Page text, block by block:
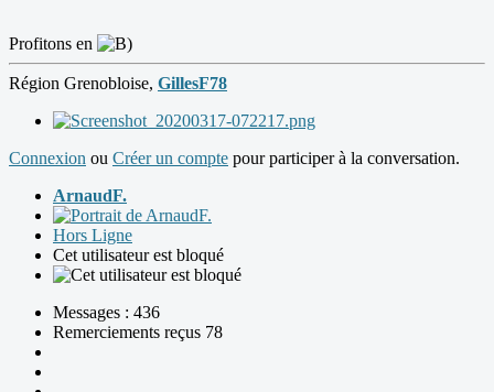
Profitons en
Région Grenobloise, GillesF78
Connexion ou Créer un compte pour participer à la conversation.
ArnaudF.
Hors Ligne
Cet utilisateur est bloqué
Messages : 436
Remerciements reçus 78